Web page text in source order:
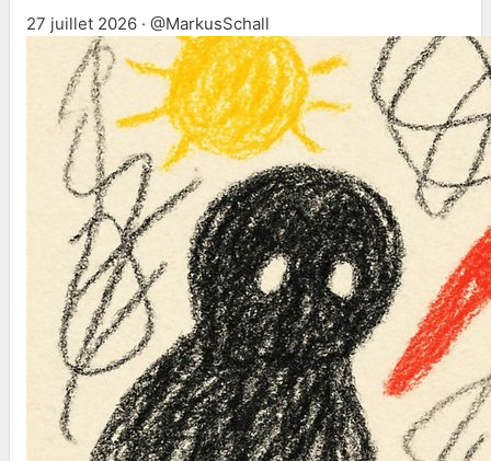
27 juillet 2026 · @MarkusSchall